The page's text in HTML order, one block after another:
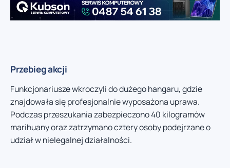
Przebieg akcji
Funkcjonariusze wkroczyli do dużego hangaru, gdzie
znajdowała się profesjonalnie wyposażona uprawa.
Podczas przeszukania zabezpieczono 40 kilogramów
marihuany oraz zatrzymano cztery osoby podejrzane o
udział w nielegalnej działalności.